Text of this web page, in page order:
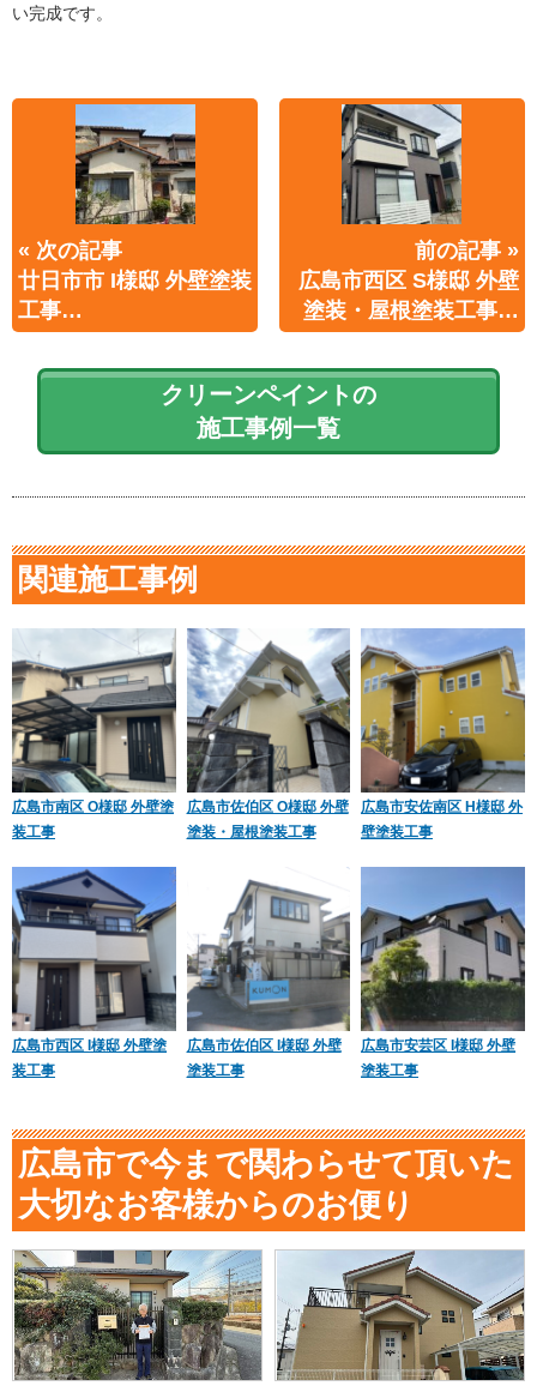
い完成です。
« 次の記事
廿日市市 I様邸 外壁塗装
工事…
前の記事 »
広島市西区 S様邸 外壁
塗装・屋根塗装工事…
クリーンペイントの
施工事例一覧
関連施工事例
広島市南区 O様邸 外壁塗
装工事
広島市佐伯区 O様邸 外壁
塗装・屋根塗装工事
広島市安佐南区 H様邸 外
壁塗装工事
広島市西区 I様邸 外壁塗
装工事
広島市佐伯区 I様邸 外壁
塗装工事
広島市安芸区 I様邸 外壁
塗装工事
広島市で今まで関わらせて頂いた
大切なお客様からのお便り